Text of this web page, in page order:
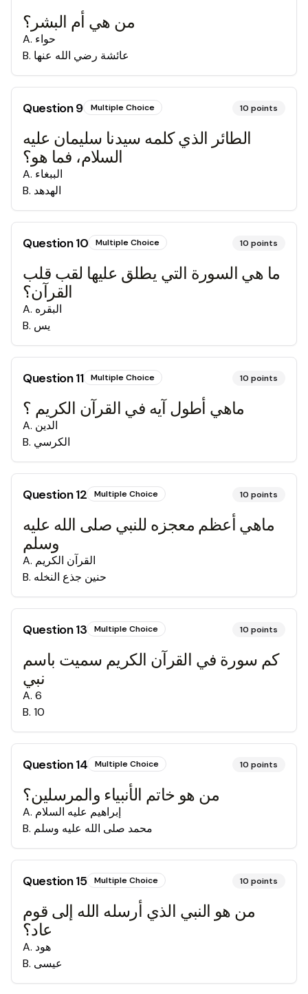
من هي أم البشر؟
A. حواء
B. عائشة رضي الله عنها
Question9 Multiple Choice 10 points
الطائر الذي كلمه سيدنا سليمان عليه
السلام، فما هو؟
A. الببغاء
B. الهدهد
Question10 Multiple Choice 10 points
ما هي السورة التي يطلق عليها لقب قلب
القرآن؟
A. البقره
B. يس
Question11 Multiple Choice 10 points
ماهي أطول آيه في القرآن الكريم ؟
A. الدين
B. الكرسي
Question12 Multiple Choice 10 points
ماهي أعظم معجزه للنبي صلى الله عليه
وسلم
A. القرآن الكريم
B. حنين جذع النخله
Question13 Multiple Choice 10 points
كم سورة في القرآن الكريم سميت باسم
نبي
A. 6
B. 10
Question14 Multiple Choice 10 points
من هو خاتم الأنبياء والمرسلين؟
A. إبراهيم عليه السلام
B. محمد صلى الله عليه وسلم
Question15 Multiple Choice 10 points
من هو النبي الذي أرسله الله إلى قوم
عاد؟
A. هود
B. عيسى